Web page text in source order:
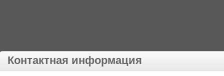
Контактная информация